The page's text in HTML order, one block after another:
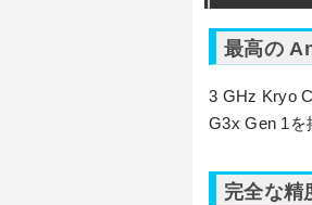
最高の
3 GHz Kryo
G3x Gen 1を
完全な精